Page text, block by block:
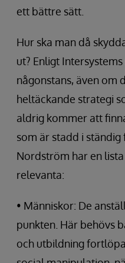
ett bättre sätt.
Hur ska man då
ut? Enligt
någonstans, även om
heltäckande strategi
aldrig kommer att
som är stadd i ständig
Nordström har en
relevanta:
• Människor: De
punkten. Här behövs
och utbildning